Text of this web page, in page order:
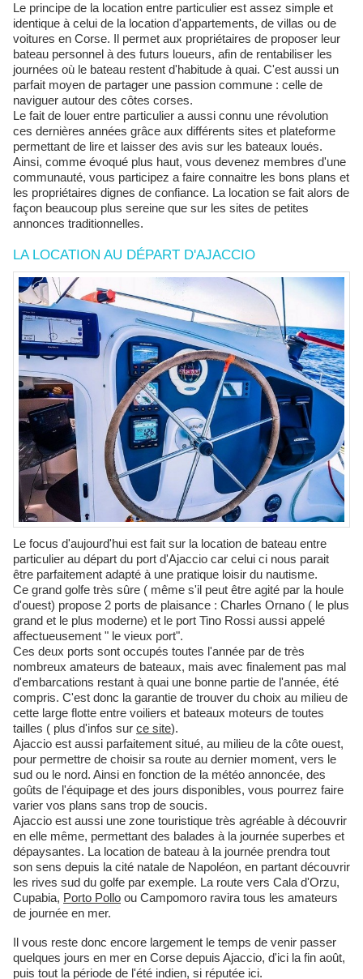
Le principe de la location entre particulier est assez simple et
identique à celui de la location d'appartements, de villas ou de
voitures en Corse. Il permet aux propriétaires de proposer leur
bateau personnel à des futurs loueurs, afin de rentabiliser les
journées où le bateau restent d'habitude à quai. C'est aussi un
parfait moyen de partager une passion commune : celle de
naviguer autour des côtes corses.
Le fait de louer entre particulier a aussi connu une révolution
ces dernières années grâce aux différents sites et plateforme
permettant de lire et laisser des avis sur les bateaux loués.
Ainsi, comme évoqué plus haut, vous devenez membres d'une
communauté, vous participez a faire connaitre les bons plans et
les propriétaires dignes de confiance. La location se fait alors de
façon beaucoup plus sereine que sur les sites de petites
annonces traditionnelles.
LA LOCATION AU DÉPART D'AJACCIO
Le focus d'aujourd'hui est fait sur la location de bateau entre
particulier au départ du port d'Ajaccio car celui ci nous parait
être parfaitement adapté à une pratique loisir du nautisme.
Ce grand golfe très sûre ( même s'il peut être agité par la houle
d'ouest) propose 2 ports de plaisance : Charles Ornano ( le plus
grand et le plus moderne) et le port Tino Rossi aussi appelé
affectueusement " le vieux port".
Ces deux ports sont occupés toutes l'année par de très
nombreux amateurs de bateaux, mais avec finalement pas mal
d'embarcations restant à quai une bonne partie de l'année, été
compris. C'est donc la garantie de trouver du choix au milieu de
cette large flotte entre voiliers et bateaux moteurs de toutes
tailles ( plus d'infos sur ce site).
Ajaccio est aussi parfaitement situé, au milieu de la côte ouest,
pour permettre de choisir sa route au dernier moment, vers le
sud ou le nord. Ainsi en fonction de la météo annoncée, des
goûts de l'équipage et des jours disponibles, vous pourrez faire
varier vos plans sans trop de soucis.
Ajaccio est aussi une zone touristique très agréable à découvrir
en elle même, permettant des balades à la journée superbes et
dépaysantes. La location de bateau à la journée prendra tout
son sens depuis la cité natale de Napoléon, en partant découvrir
les rives sud du golfe par exemple. La route vers Cala d'Orzu,
Cupabia, Porto Pollo ou Campomoro ravira tous les amateurs
de journée en mer.
Il vous reste donc encore largement le temps de venir passer
quelques jours en mer en Corse depuis Ajaccio, d'ici la fin août,
puis tout la période de l'été indien, si réputée ici.